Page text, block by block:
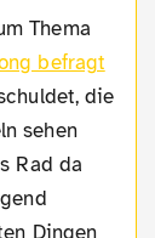
befragt
die
sehen
Rad da
Dingen